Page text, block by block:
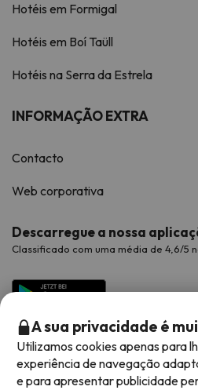
Hotéis em Formigal
Hotéis em Boí Taüll
Hotéis na Serra da Estrela
INFORMAÇÃO EXTRA
Contacto
Web corporativa
Descarregue a nossa
Classificado com uma média de 4,6/5
A sua privacidade é
Utilizamos cookies apenas para
experiência de navegação
e para apresentar publicidade